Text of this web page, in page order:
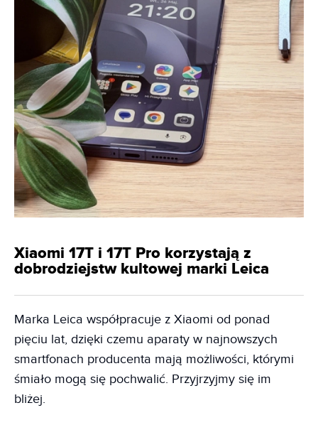
Xiaomi 17T i 17T Pro korzystają z
dobrodziejstw kultowej marki Leica
Marka Leica współpracuje z Xiaomi od ponad
pięciu lat, dzięki czemu aparaty w najnowszych
smartfonach producenta mają możliwości, którymi
śmiało mogą się pochwalić. Przyjrzyjmy się im
bliżej.